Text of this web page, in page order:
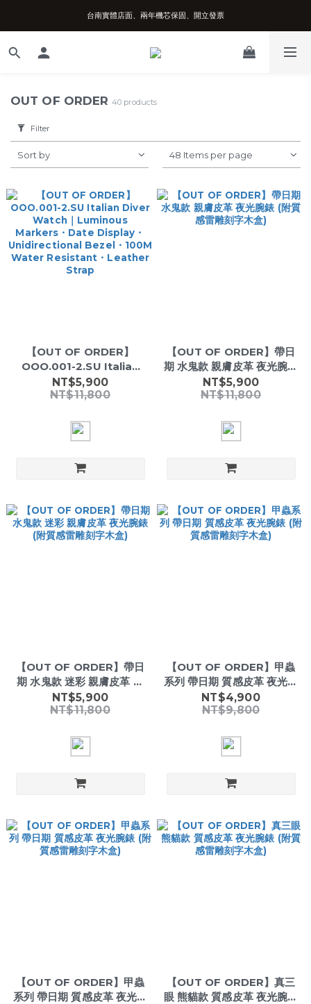
台南實體店面、兩年機芯保固、開立發票
台南實體店面、兩年機芯保固、開立發票
安心購買享七天鑑賞期、可超取可刷卡分期
OUT OF ORDER40 products
Filter
Sort by 48 Items per page
【OUT OF ORDER】
OOO.001-2.SU Italian
Diver Watch｜Luminous
Markers・Date
Bezel・100M Water
Resistant・Leather
NT$5,900
NT$11,800
【OUT OF ORDER】帶日
期 水鬼款 親膚皮革 夜光腕錶
(附質感雷雕刻字木盒)
NT$5,900
NT$11,800
【OUT OF ORDER】帶日
期 水鬼款 迷彩 親膚皮革 夜
光腕錶 (附質感雷雕刻字木
盒)
NT$5,900
NT$11,800
【OUT OF ORDER】甲蟲
系列 帶日期 質感皮革 夜光腕
錶 (附質感雷雕刻字木盒)
NT$4,900
NT$9,800
【OUT OF ORDER】甲蟲
系列 帶日期 質感皮革 夜光腕
【OUT OF ORDER】真三
眼 熊貓款 質感皮革 夜光腕錶